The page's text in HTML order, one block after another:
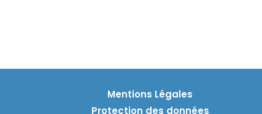
Mentions Légales
Protection des données